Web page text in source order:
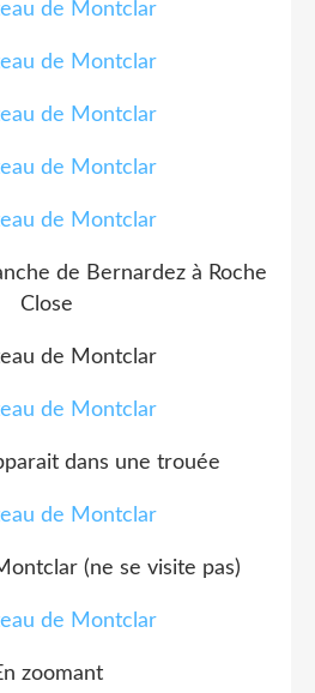
de Bernardez à Roche
Close
dans une trouée
(ne se visite pas)
zoomant